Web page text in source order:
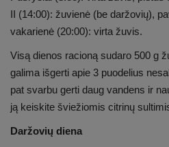
II (14:00): žuvienė (be daržovių),
vakarienė (20:00): virta žuvis.
Visą dienos racioną sudaro 500 g
galima išgerti apie 3 puodelius
pat svarbu gerti daug vandens ir
ją keiskite šviežiomis citrinų
Daržovių diena